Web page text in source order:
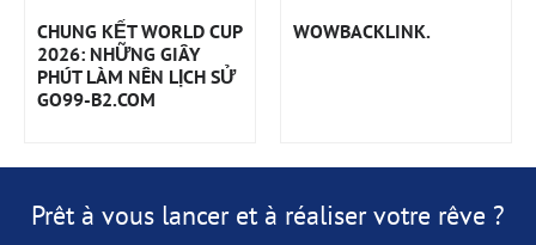
CHUNG KẾT WORLD CUP
2026: NHỮNG GIÂY
PHÚT LÀM NÊN LỊCH SỬ
GO99-B2.COM
WOWBACKLINK.
Prêt à vous lancer et à réaliser votre rêve ?